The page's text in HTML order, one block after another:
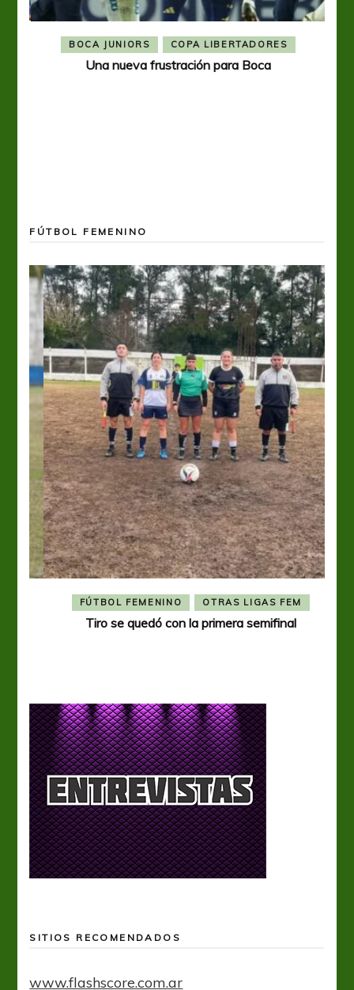
BOCA JUNIORS COPA LIBERTADORES
Una nueva frustración para Boca
FÚTBOL FEMENINO
FÚTBOL FEMENINO OTRAS LIGAS FEM
Tiro se quedó con la primera semifinal
SITIOS RECOMENDADOS
www.flashscore.com.ar